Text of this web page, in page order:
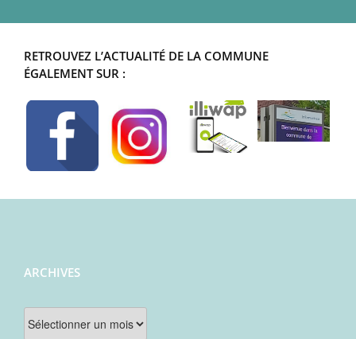
RETROUVEZ L’ACTUALITÉ DE LA COMMUNE
ÉGALEMENT SUR :
ARCHIVES
Archives